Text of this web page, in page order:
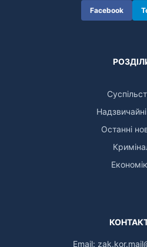
Facebook
Надзвичайні
Останні
Email: